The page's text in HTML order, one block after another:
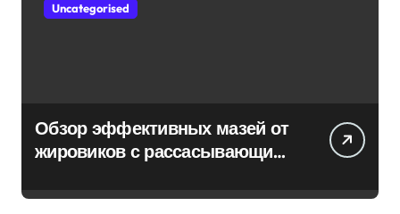
Uncategorised
Обзор эффективных мазей от
жировиков с рассасывающим